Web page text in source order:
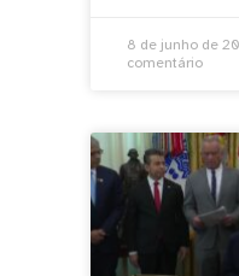
8 de junho de
comentário